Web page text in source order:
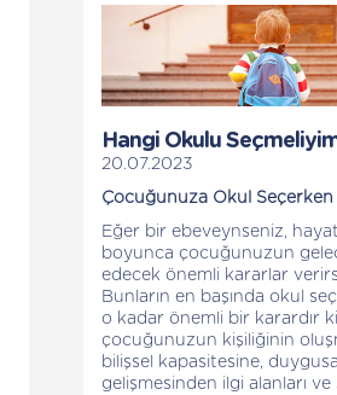
Hangi Okulu
20.07.2023
Çocuğunuza Okul
Eğer bir ebeveynseniz,
boyunca çocuğunuzun
edecek önemli kararlar
Bunların en başında okul
o kadar önemli bir karardır ki
çocuğunuzun kişiliğinin
bilişsel kapasitesine,
gelişmesinden ilgi alanları ve